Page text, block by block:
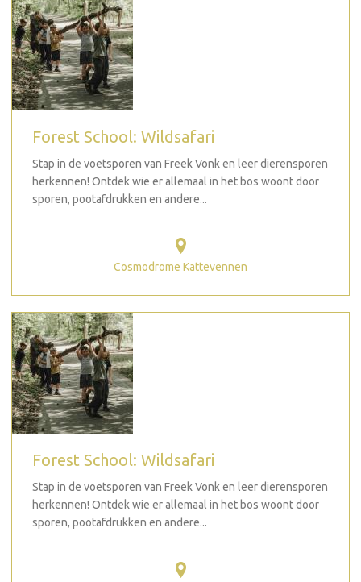
Forest School: Wildsafari
Stap in de voetsporen van Freek Vonk en leer dierensporen
herkennen! Ontdek wie er allemaal in het bos woont door
sporen, pootafdrukken en andere...
Cosmodrome Kattevennen
Forest School: Wildsafari
Stap in de voetsporen van Freek Vonk en leer dierensporen
herkennen! Ontdek wie er allemaal in het bos woont door
sporen, pootafdrukken en andere...